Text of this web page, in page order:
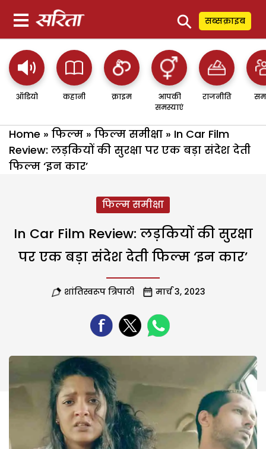
⚲ सब्सक्राइब
ऑडियो कहानी क्राइम
आपकी
समस्याएं
राजनीति
Home » फिल्म » फिल्म समीक्षा » In Car Film
Review: लड़कियों की सुरक्षा पर एक बड़ा संदेश देती
फिल्म ‘इन कार’
फिल्म समीक्षा
In Car Film Review: लड़कियों की सुरक्षा
पर एक बड़ा संदेश देती फिल्म ‘इन कार’
शांतिस्वरूप त्रिपाठी मार्च 3, 2023